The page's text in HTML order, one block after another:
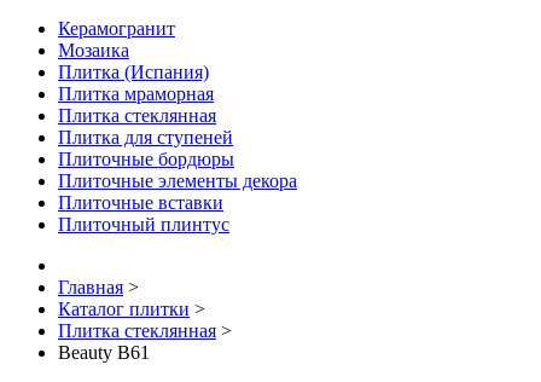
Керамогранит
Мозаика
Плитка (Испания)
Плитка мраморная
Плитка стеклянная
Плитка для ступеней
Плиточные бордюры
Плиточные элементы декора
Плиточные вставки
Плиточный плинтус
Главная >
Каталог плитки >
Плитка стеклянная >
Beauty B61